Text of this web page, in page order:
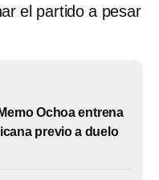
el partido a pesar
Ochoa entrena
previo a duelo